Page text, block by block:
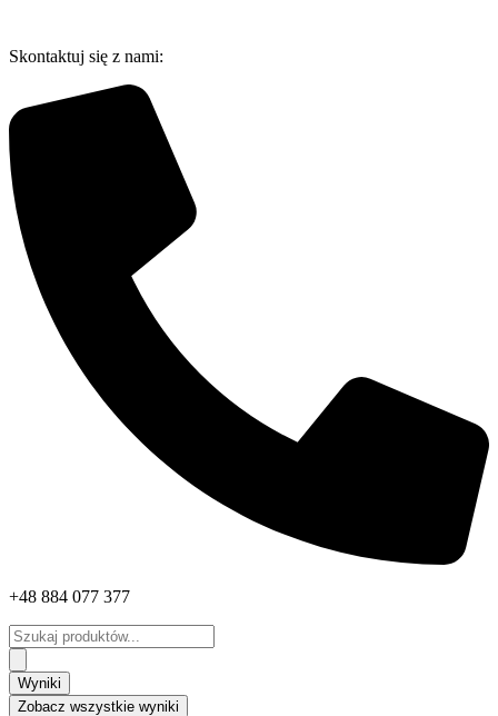
treści
Skontaktuj się z nami:
+48 884 077 377
Search
...
Wyniki
Zobacz wszystkie wyniki